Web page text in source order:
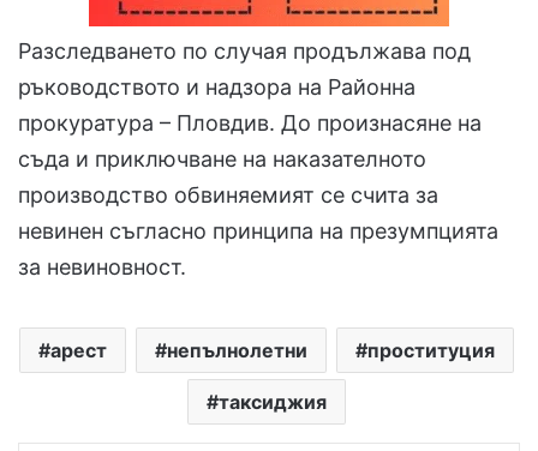
Разследването по случая продължава под
ръководството и надзора на Районна
прокуратура – Пловдив. До произнасяне на
съда и приключване на наказателното
производство обвиняемият се счита за
невинен съгласно принципа на презумпцията
за невиновност.
арест непълнолетни проституция
таксиджия